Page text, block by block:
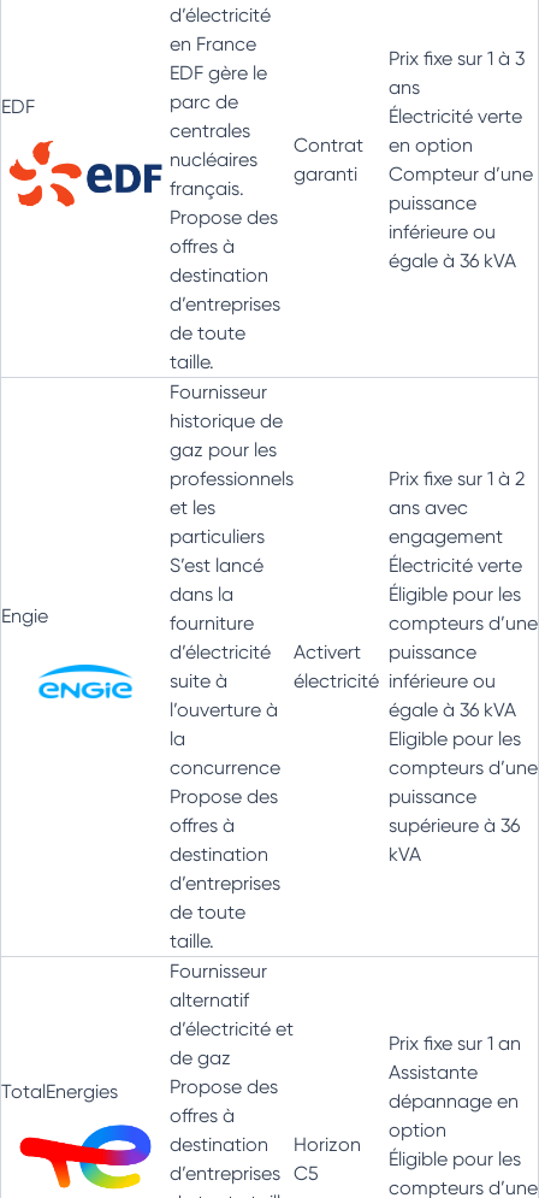
EDF
d’électricité
en France
EDF gère le
parc de
centrales
nucléaires
français.
Propose des
offres à
destination
d’entreprises
de toute
taille.
Contrat
garanti
Prix fixe sur 1 à 3
ans
Électricité verte
en option
Compteur d’une
puissance
inférieure ou
égale à 36 kVA
Engie
Fournisseur
historique de
gaz pour les
professionnels
et les
particuliers
S’est lancé
dans la
fourniture
d’électricité
suite à
l’ouverture à
la
concurrence
Propose des
offres à
destination
d’entreprises
de toute
taille.
Activert
électricité
Prix fixe sur 1 à 2
ans avec
engagement
Électricité verte
Éligible pour les
compteurs d’une
puissance
inférieure ou
égale à 36 kVA
Eligible pour les
compteurs d’une
puissance
supérieure à 36
kVA
TotalEnergies
Fournisseur
alternatif
d’électricité et
de gaz
Propose des
offres à
destination
d’entreprises
Horizon
C5
Prix fixe sur 1 an
Assistante
dépannage en
option
Éligible pour les
compteurs d’une